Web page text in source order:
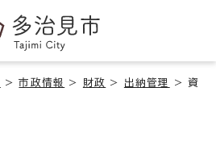
>市政情報 > 財政 > 出納管理 >資